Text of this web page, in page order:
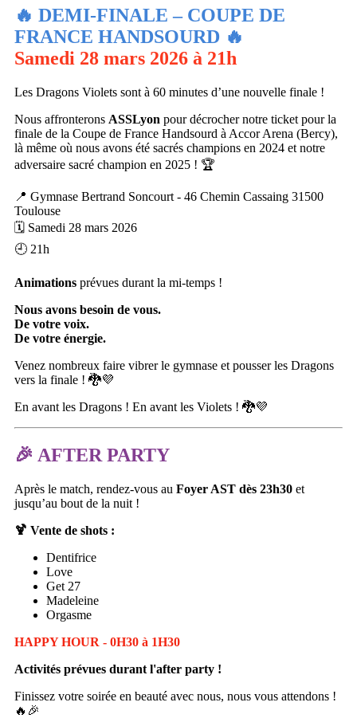
🔥 DEMI-FINALE – COUPE DE
FRANCE HANDSOURD 🔥
Samedi 28 mars 2026 à 21h
Les Dragons Violets sont à 60 minutes d’une nouvelle finale !
Nous affronterons ASSLyon pour décrocher notre ticket pour la
finale de la Coupe de France Handsourd à Accor Arena (Bercy),
là même où nous avons été sacrés champions en 2024 et notre
adversaire sacré champion en 2025 ! 🏆
📍 Gymnase Bertrand Soncourt - 46 Chemin Cassaing 31500
Toulouse
🗓 Samedi 28 mars 2026
🕘 21h
Animations prévues durant la mi-temps !
Nous avons besoin de vous.
De votre voix.
De votre énergie.
Venez nombreux faire vibrer le gymnase et pousser les Dragons
vers la finale ! 🐉💜
En avant les Dragons ! En avant les Violets ! 🐉💜
🎉 AFTER PARTY
Après le match, rendez-vous au Foyer AST dès 23h30 et
jusqu’au bout de la nuit !
🍹 Vente de shots :
Dentifrice
Love
Get 27
Madeleine
Orgasme
HAPPY HOUR - 0H30 à 1H30
Activités prévues durant l'after party !
Finissez votre soirée en beauté avec nous, nous vous attendons !
🔥🎉